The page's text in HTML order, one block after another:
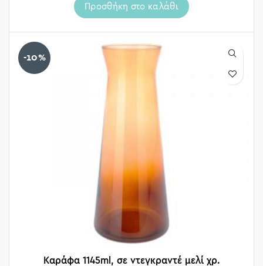
Προσθήκη στο καλάθι
-10%
Καράφα 1145ml, σε ντεγκραντέ μελί χρ.